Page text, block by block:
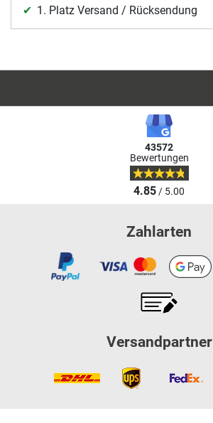
1. Platz Versand / Rücksendung
43572
Bewertungen
4.85/ 5.00
Zahlarten
Versandpartner